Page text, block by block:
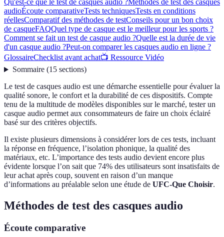
Qu'est-ce que le test de casques audio ?Méthodes de test des casques
audioÉcoute comparativeTests techniquesTests en conditions
réellesComparatif des méthodes de testConseils pour un bon choix
de casqueFAQQuel type de casque est le meilleur pour les sports ?
Comment se fait un test de casque audio ?Quelle est la durée de vie
d'un casque audio ?Peut-on comparer les casques audio en ligne ?
GlossaireChecklist avant achat📺 Ressource Vidéo
Sommaire(15 sections)
Le test de casques audio est une démarche essentielle pour évaluer la
qualité sonore, le confort et la durabilité de ces dispositifs. Compte
tenu de la multitude de modèles disponibles sur le marché, tester un
casque audio permet aux consommateurs de faire un choix éclairé
basé sur des critères objectifs.
Il existe plusieurs dimensions à considérer lors de ces tests, incluant
la réponse en fréquence, l’isolation phonique, la qualité des
matériaux, etc. L’importance des tests audio devient encore plus
évidente lorsque l’on sait que 74% des utilisateurs sont insatisfaits de
leur achat après coup, souvent en raison d’un manque
d’informations au préalable selon une étude de UFC-Que Choisir.
Méthodes de test des casques audio
Écoute comparative